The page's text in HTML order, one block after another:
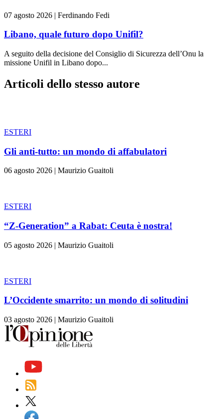
07 agosto 2026 | Ferdinando Fedi
Libano, quale futuro dopo Unifil?
A seguito della decisione del Consiglio di Sicurezza dell’Onu la
missione Unifil in Libano dopo...
Articoli dello stesso autore
ESTERI
Gli anti-tutto: un mondo di affabulatori
06 agosto 2026 | Maurizio Guaitoli
ESTERI
“Z-Generation” a Rabat: Ceuta è nostra!
05 agosto 2026 | Maurizio Guaitoli
ESTERI
L’Occidente smarrito: un mondo di solitudini
03 agosto 2026 | Maurizio Guaitoli